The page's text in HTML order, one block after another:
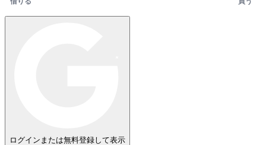
ログインまたは無料登録して表示